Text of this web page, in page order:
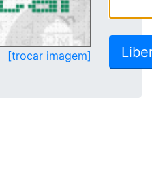
[trocar imagem]